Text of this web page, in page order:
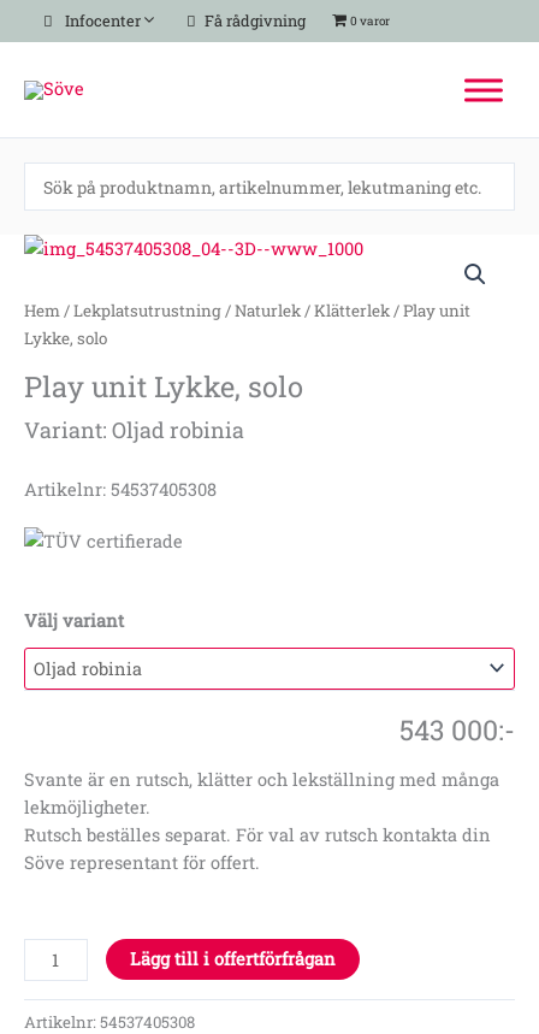
Hoppa
till
Infocenter Få rådgivning 0 varor
Hem/Lekplatsutrustning/Naturlek/Klätterlek/ Play unit
Lykke, solo
Play unit Lykke, solo
Variant: Oljad robinia
Artikelnr: 54537405308
Välj variant
543 000:-
Svante är en rutsch, klätter och lekställning med många
lekmöjligheter.
Rutsch beställes separat. För val av rutsch kontakta din
Söve representant för offert.
Play
Lykke,
solo
Lägg till i offertförfrågan
Artikelnr:54537405308